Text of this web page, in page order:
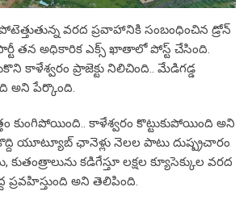
వరద ప్రవాహానికి సంబంధించిన డ్రోన్
తన అధికారిక ఎక్స్ ఖాతాలో పోస్ట్ చేసింది.
కాళేశ్వరం ప్రాజెక్టు నిలిచింది.. మేడిగడ్డ
అని పేర్కొంది.
కుంగిపోయింది.. కాళేశ్వరం కొట్టుకుపోయింది అని
యూట్యూబ్ ఛానెళ్లు నెలల పాటు దుష్ప్రచారం
కుతంత్రాలును కడిగేస్తూ లక్షల క్యూసెక్కుల వరద
ప్రవహిస్తుంది అని తెలిపింది.